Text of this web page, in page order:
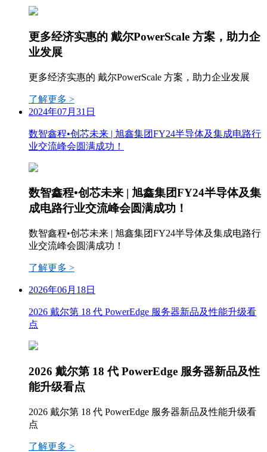
更多经济实惠的 戴尔PowerScale 方案，助力企
业发展
更多经济实惠的 戴尔PowerScale 方案，助力企业发展
了解更多 >
2024年07月31日
数智鑫程•创芯未来 | 旭鑫集团FY24半导体及集成电路行
业交流峰会圆满成功！
数智鑫程•创芯未来 | 旭鑫集团FY24半导体及集
成电路行业交流峰会圆满成功！
数智鑫程•创芯未来 | 旭鑫集团FY24半导体及集成电路行
业交流峰会圆满成功！
了解更多 >
2026年06月18日
2026 戴尔第 18 代 PowerEdge 服务器新品及性能升级看
点
2026 戴尔第 18 代 PowerEdge 服务器新品及性
能升级看点
2026 戴尔第 18 代 PowerEdge 服务器新品及性能升级看
点
了解更多 >